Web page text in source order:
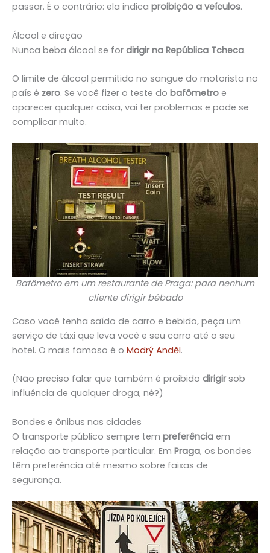
passar. É o contrário: ela indica proibição a veículos.
Álcool e direção
Nunca beba álcool se for dirigir na República Tcheca.
O limite de álcool permitido no sangue do motorista no
país é zero. Se você fizer o teste do bafômetro e
aparecer qualquer coisa, vai ter problemas e pode se
complicar muito.
Bafômetro em um restaurante de Praga: para nenhum
cliente dirigir bêbado
Caso você tenha saído de carro e bebido, peça um
serviço de táxi que leva você e seu carro até o seu
hotel. O mais famoso é o Modrý Anděl.
(Não preciso falar que também é proibido dirigirsob
influência de qualquer droga, né?)
Bondes e ônibus nas cidades
O transporte público sempre tem preferência em
relação ao transporte particular. Em Praga, os bondes
têm preferência até mesmo sobre faixas de
segurança.